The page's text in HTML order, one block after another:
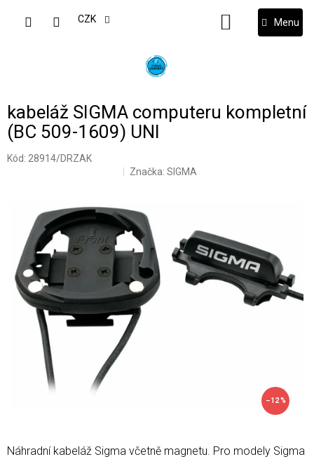
CZK
NÁKUPNÍ
KOŠÍK
kabeláž SIGMA computeru kompletní
(BC 509-1609) UNI
Kód: 28914/DRZAK
Značka: SIGMA
–12 %
Náhradní kabeláž Sigma včetně magnetu. Pro modely Sigma